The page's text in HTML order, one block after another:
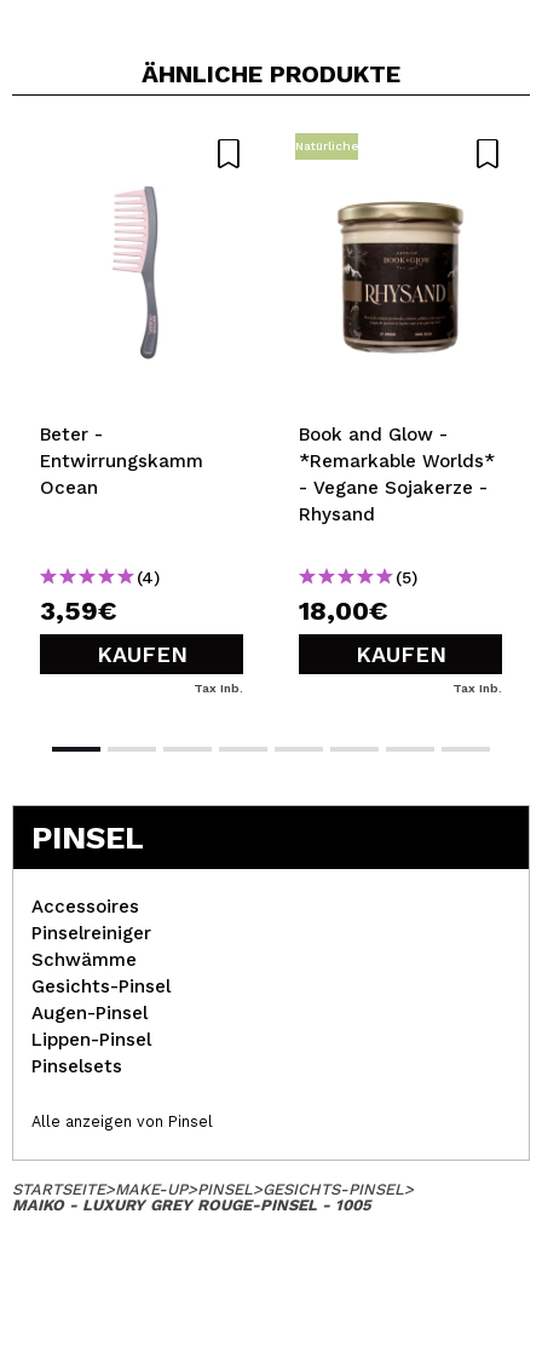
ÄHNLICHE PRODUKTE
Beter -
Entwirrungskamm
Ocean
(4)
3,59€
KAUFEN
Tax Inb.
Natürliche
Book and Glow -
*Remarkable Worlds*
- Vegane Sojakerze -
Rhysand
(5)
18,00€
KAUFEN
Tax Inb.
PINSEL
Accessoires
Pinselreiniger
Schwämme
Gesichts-Pinsel
Augen-Pinsel
Lippen-Pinsel
Pinselsets
Alle anzeigen von Pinsel
STARTSEITE>MAKE-UP>PINSEL>GESICHTS-PINSEL>
MAIKO - LUXURY GREY ROUGE-PINSEL - 1005